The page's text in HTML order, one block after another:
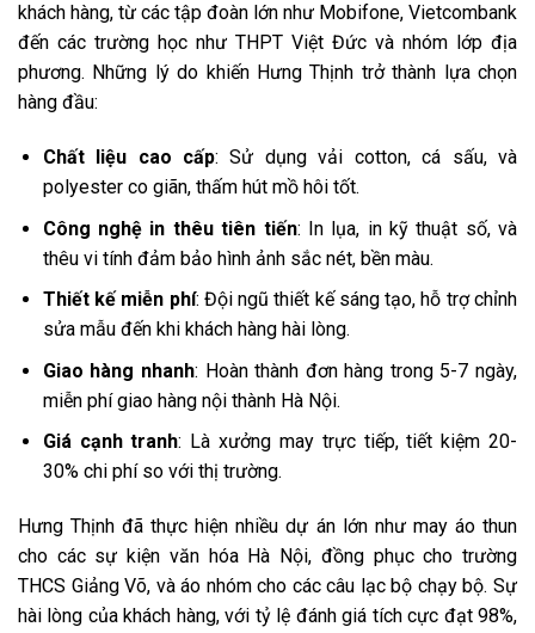
khách hàng, từ các tập đoàn lớn như Mobifone, Vietcombank
đến các trường học như THPT Việt Đức và nhóm lớp địa
phương. Những lý do khiến Hưng Thịnh trở thành lựa chọn
hàng đầu:
Chất liệu cao cấp: Sử dụng vải cotton, cá sấu, và
polyester co giãn, thấm hút mồ hôi tốt.
Công nghệ in thêu tiên tiến: In lụa, in kỹ thuật số, và
thêu vi tính đảm bảo hình ảnh sắc nét, bền màu.
Thiết kế miễn phí: Đội ngũ thiết kế sáng tạo, hỗ trợ chỉnh
sửa mẫu đến khi khách hàng hài lòng.
Giao hàng nhanh: Hoàn thành đơn hàng trong 5-7 ngày,
miễn phí giao hàng nội thành Hà Nội.
Giá cạnh tranh: Là xưởng may trực tiếp, tiết kiệm 20-
30% chi phí so với thị trường.
Hưng Thịnh đã thực hiện nhiều dự án lớn như may áo thun
cho các sự kiện văn hóa Hà Nội, đồng phục cho trường
THCS Giảng Võ, và áo nhóm cho các câu lạc bộ chạy bộ. Sự
hài lòng của khách hàng, với tỷ lệ đánh giá tích cực đạt 98%,